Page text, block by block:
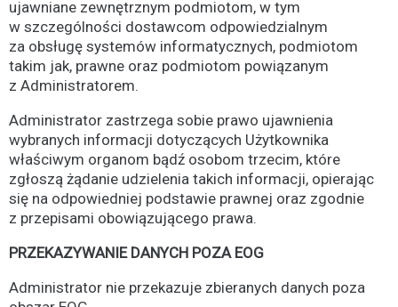
ujawniane zewnętrznym podmiotom, w tym
w szczególności dostawcom odpowiedzialnym
za obsługę systemów informatycznych, podmiotom
takim jak, prawne oraz podmiotom powiązanym
z Administratorem.
Administrator zastrzega sobie prawo ujawnienia
wybranych informacji dotyczących Użytkownika
właściwym organom bądź osobom trzecim, które
zgłoszą żądanie udzielenia takich informacji, opierając
się na odpowiedniej podstawie prawnej oraz zgodnie
z przepisami obowiązującego prawa.
PRZEKAZYWANIE DANYCH POZA EOG
Administrator nie przekazuje zbieranych danych poza